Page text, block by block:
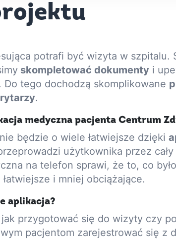
potrafi być wizyta w szpitalu.
skompletować dokumentyi
Do tego dochodzą skomplikowane
.
medyczna pacjenta Centrum
będzie o wiele łatwiejsze dzięki
użytkownika przez
na telefon sprawi, że to, co
i mniej obciążające.
aplikacja?
przygotować się do wizyty czy
pacjentom zarejestrować się z